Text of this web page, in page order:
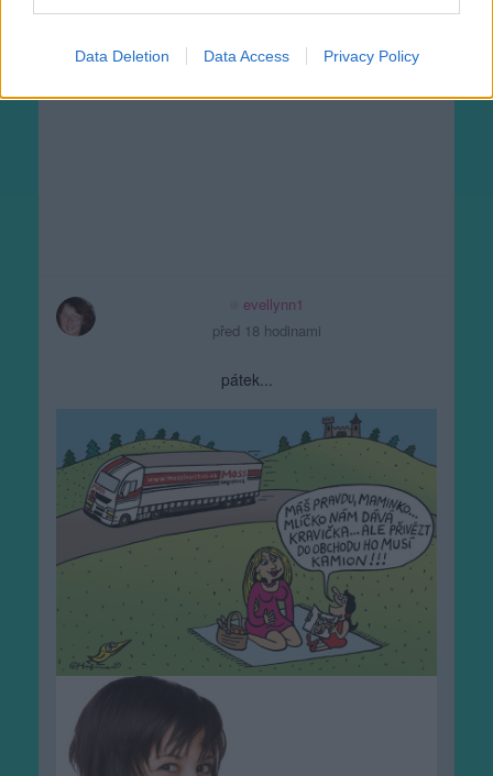
Data Deletion Data Access Privacy Policy
evellynn1
před 18 hodinami
pátek...